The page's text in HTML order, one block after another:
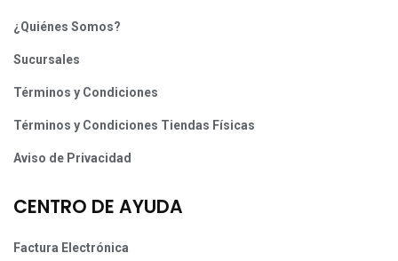
¿Quiénes Somos?
Sucursales
Términos y Condiciones
Términos y Condiciones Tiendas Físicas
Aviso de Privacidad
CENTRO DE AYUDA
Factura Electrónica